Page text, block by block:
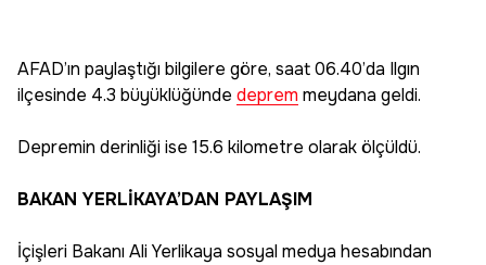
AFAD’ın paylaştığı bilgilere göre, saat 06.40’da Ilgın
ilçesinde 4.3 büyüklüğünde deprem meydana geldi.
Depremin derinliği ise 15.6 kilometre olarak ölçüldü.
BAKAN YERLİKAYA’DAN PAYLAŞIM
İçişleri Bakanı Ali Yerlikaya sosyal medya hesabından